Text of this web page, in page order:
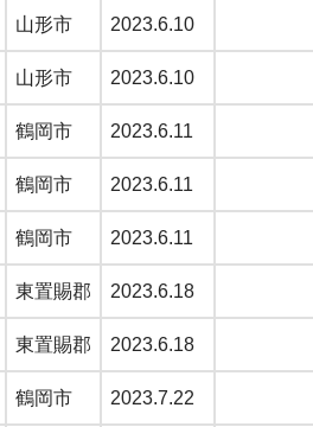
山形市 2023.6.10
山形市 2023.6.10
鶴岡市 2023.6.11
鶴岡市 2023.6.11
鶴岡市 2023.6.11
東置賜郡 2023.6.18
東置賜郡 2023.6.18
鶴岡市 2023.7.22